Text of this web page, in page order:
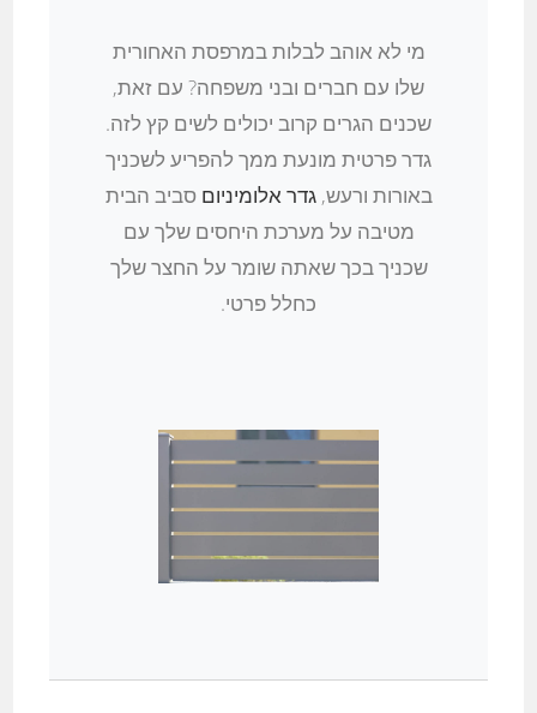
מי לא אוהב לבלות במרפסת האחורית
שלו עם חברים ובני משפחה? עם זאת,
שכנים הגרים קרוב יכולים לשים קץ לזה.
גדר פרטית מונעת ממך להפריע לשכניך
באורות ורעש,גדר אלומיניום סביב הבית
מטיבה על מערכת היחסים שלך עם
שכניך בכך שאתה שומר על החצר שלך
כחלל פרטי.